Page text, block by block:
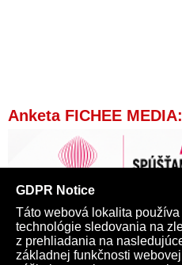
Anketa FICHEE MEDIA: